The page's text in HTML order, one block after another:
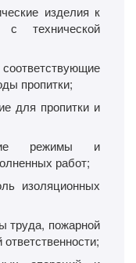
изделия к
с технической
пропитки;
для пропитки и
режимы и
работ;
изоляционных
труда, пожарной